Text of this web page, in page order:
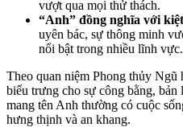
vượt qua mọi thử thách.
“Anh” đồng nghĩa với
uyên bác, sự thông minh
nổi bật trong nhiều lĩnh vực.
Theo quan niệm Phong thủy Ngũ
biểu trưng cho sự công bằng,
mang tên Anh thường có cuộc
hưng thịnh và an khang.